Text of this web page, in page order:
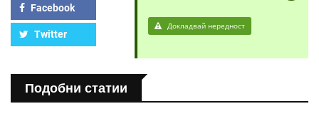
Facebook
Twitter
Докладвай нередност
Подобни статии